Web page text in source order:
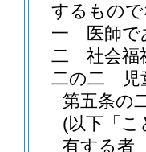
するもの
一
医師
二
社会福
二の二
第五条の
(以下「
有する者